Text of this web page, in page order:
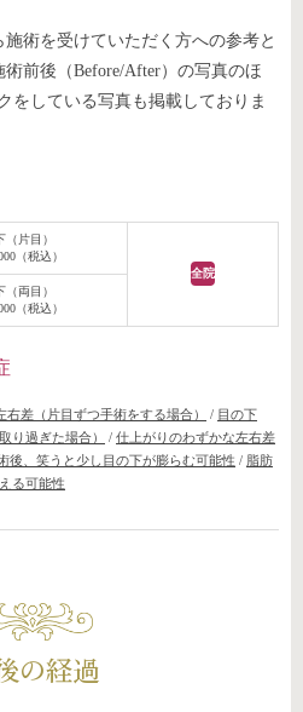
術を受けていただく方への参考と
前後（Before/After）の写真のほ
をしている写真も掲載しておりま
（片目）
（税込）
全院
（両目）
（税込）
右差（片目ずつ手術をする場合） / 目の下
り過ぎた場合）
/ 仕上がりのわずかな左右差
後、笑うと少し目の下が膨らむ可能性 / 脂肪
る可能性
の経過